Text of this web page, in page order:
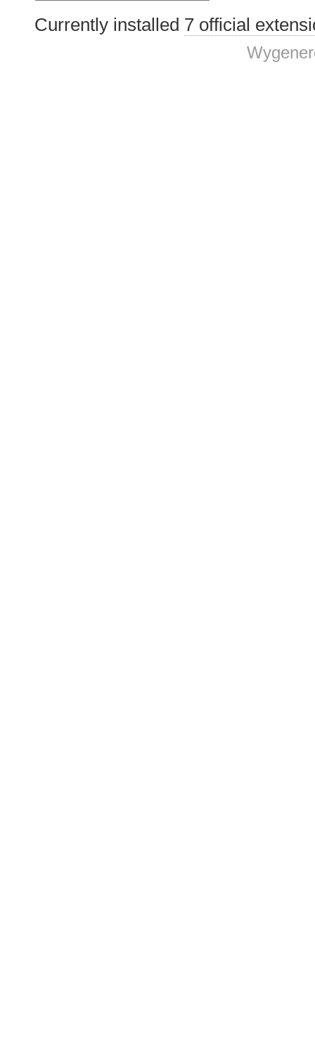
Currently installed 7 official